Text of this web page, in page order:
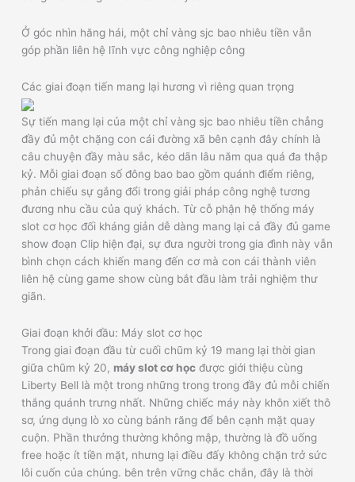
Ở góc nhìn hăng hái, một chỉ vàng sjc bao nhiêu tiền vẫn
góp phần liên hệ lĩnh vực công nghiệp công
Các giai đoạn tiến mang lại hương vì riêng quan trọng
Sự tiến mang lại của một chỉ vàng sjc bao nhiêu tiền chẳng
đầy đủ một chặng con cái đường xã bên cạnh đây chính là
câu chuyện đầy màu sắc, kéo dãn lâu năm qua quá đa thập
kỷ. Mỗi giai đoạn số đông bao bao gồm quánh điểm riêng,
phản chiếu sự gắng đổi trong giải pháp công nghệ tương
đương nhu cầu của quý khách. Từ cỗ phận hệ thống máy
slot cơ học đối kháng giản dễ dàng mang lại cả đầy đủ game
show đoạn Clip hiện đại, sự đưa người trong gia đình này vẫn
bình chọn cách khiến mang đến cơ mà con cái thành viên
liên hệ cùng game show cùng bắt đầu làm trải nghiệm thư
giãn.
Giai đoạn khởi đầu: Máy slot cơ học
Trong giai đoạn đầu từ cuối chũm kỷ 19 mang lại thời gian
giữa chũm kỷ 20, máy slot cơ học được giới thiệu cùng
Liberty Bell là một trong những trong trong đầy đủ mỗi chiến
thắng quánh trưng nhất. Những chiếc máy này khôn xiết thô
sơ, ứng dụng lò xo cùng bánh răng để bên cạnh mặt quay
cuộn. Phần thưởng thường không mập, thường là đồ uống
free hoặc ít tiền mặt, nhưng lại điều đấy không chặn trở sức
lôi cuốn của chúng. bên trên vững chắc chắn, đây là thời